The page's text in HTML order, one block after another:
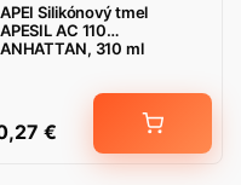
Silikónový tmel
AC 110
310 ml
€